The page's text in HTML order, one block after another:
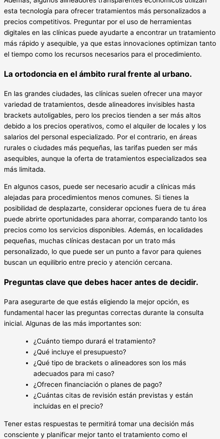
esta tecnología para ofrecer tratamientos más personalizados a
precios competitivos. Preguntar por el uso de herramientas
digitales en las clínicas puede ayudarte a encontrar un tratamiento
más rápido y asequible, ya que estas innovaciones optimizan tanto
el tiempo como los recursos necesarios para el procedimiento.
La ortodoncia en el ámbito rural frente al urbano.
En las grandes ciudades, las clínicas suelen ofrecer una mayor
variedad de tratamientos, desde alineadores invisibles hasta
brackets autoligables, pero los precios tienden a ser más altos
debido a los precios operativos, como el alquiler de locales y los
salarios del personal especializado. Por el contrario, en áreas
rurales o ciudades más pequeñas, las tarifas pueden ser más
asequibles, aunque la oferta de tratamientos especializados sea
más limitada.
En algunos casos, puede ser necesario acudir a clínicas más
alejadas para procedimientos menos comunes. Si tienes la
posibilidad de desplazarte, considerar opciones fuera de tu área
puede abrirte oportunidades para ahorrar, comparando tanto los
precios como los servicios disponibles. Además, en localidades
pequeñas, muchas clínicas destacan por un trato más
personalizado, lo que puede ser un punto a favor para quienes
buscan un equilibrio entre precio y atención cercana.
Preguntas clave que debes hacer antes de decidir.
Para asegurarte de que estás eligiendo la mejor opción, es
fundamental hacer las preguntas correctas durante la consulta
inicial. Algunas de las más importantes son:
¿Cuánto tiempo durará el tratamiento?
¿Qué incluye el presupuesto?
¿Qué tipo de brackets o alineadores son los más
adecuados para mi caso?
¿Ofrecen financiación o planes de pago?
¿Cuántas citas de revisión están previstas y están
incluidas en el precio?
Tener estas respuestas te permitirá tomar una decisión más
consciente y planificar mejor tanto el tratamiento como el